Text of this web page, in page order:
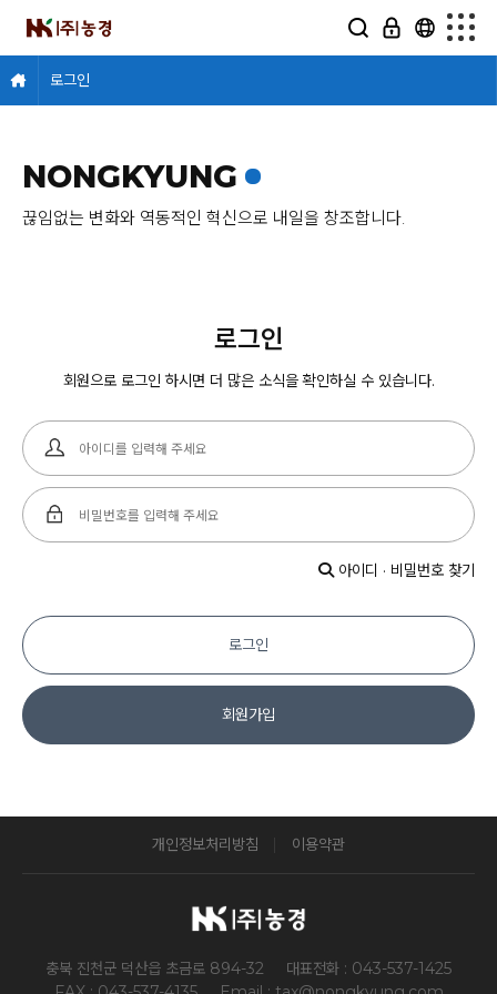
로그인
NONGKYUNG
끊임없는 변화와 역동적인 혁신으로 내일을 창조합니다.
로그인
회원으로 로그인 하시면 더 많은 소식을 확인하실 수 있습니다.
아이디 · 비밀번호 찾기
로그인
회원가입
개인정보처리방침 이용약관
충북 진천군 덕산읍 초금로 894-32
대표전화 : 043-537-1425